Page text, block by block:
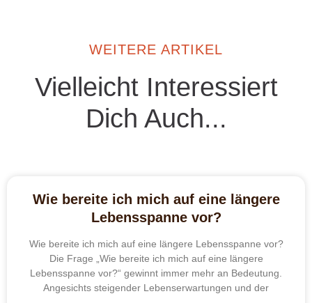
WEITERE ARTIKEL
Vielleicht Interessiert
Dich Auch...
Wie bereite ich mich auf eine längere
Lebensspanne vor?
Wie bereite ich mich auf eine längere Lebensspanne vor?
Die Frage „Wie bereite ich mich auf eine längere
Lebensspanne vor?“ gewinnt immer mehr an Bedeutung.
Angesichts steigender Lebenserwartungen und der